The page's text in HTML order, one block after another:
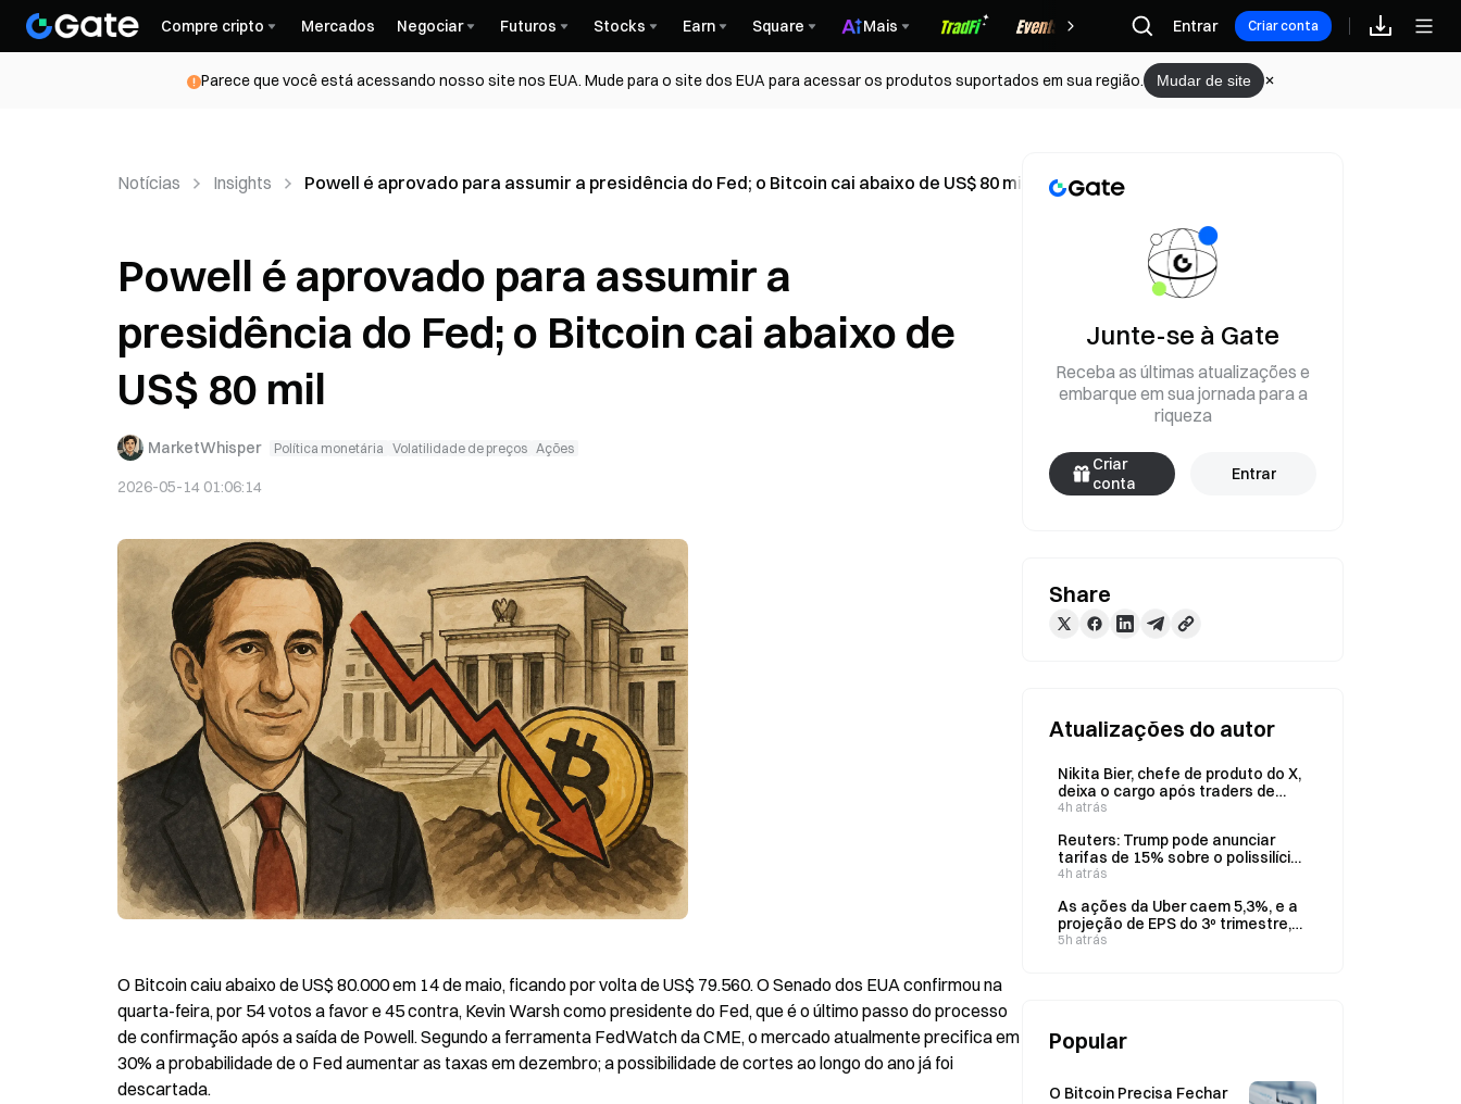
Compre cripto Mercados Negociar Futuros Stocks Earn Square Mais RecompensasEntrar Criar conta
Parece que você está acessando nosso site nos EUA. Mude para o site dos EUA para acessar os produtos suportados em sua região. Mudar de site
Notícias Insights Powell é aprovado para assumir a presidência do Fed; o Bitcoin cai abaixo de US$ 80 mil
Powell é aprovado para assumir a
presidência do Fed; o Bitcoin cai abaixo de
US$ 80 mil
MarketWhisper Política monetária Volatilidade de preços Ações
2026-05-14 01:06:14
O Bitcoin caiu abaixo de US$ 80.000 em 14 de maio, ficando por volta de US$ 79.560. O Senado dos EUA confirmou na
quarta-feira, por 54 votos a favor e 45 contra, Kevin Warsh como presidente do Fed, que é o último passo do processo
de confirmação após a saída de Powell. Segundo a ferramenta FedWatch da CME, o mercado atualmente precifica em
30% a probabilidade de o Fed aumentar as taxas em dezembro; a possibilidade de cortes ao longo do ano já foi
descartada.
Junte-se à Gate
Receba as últimas atualizações e
embarque em sua jornada para a
riqueza
Criar
conta
Entrar
Share
Atualizações do autor
Nikita Bier, chefe de produto do X,
deixa o cargo após traders de
criptomoedas acusá-lo de
gestão
4h atrás
Reuters: Trump pode anunciar
tarifas de 15% sobre o polissilício
e um preço mínimo já em 6 de
4h atrás
As ações da Uber caem 5,3%, e a
projeção de EPS do 3º trimestre,
de US$ 0,86, fica abaixo das
5h atrás
Popular
O Bitcoin Precisa Fechar